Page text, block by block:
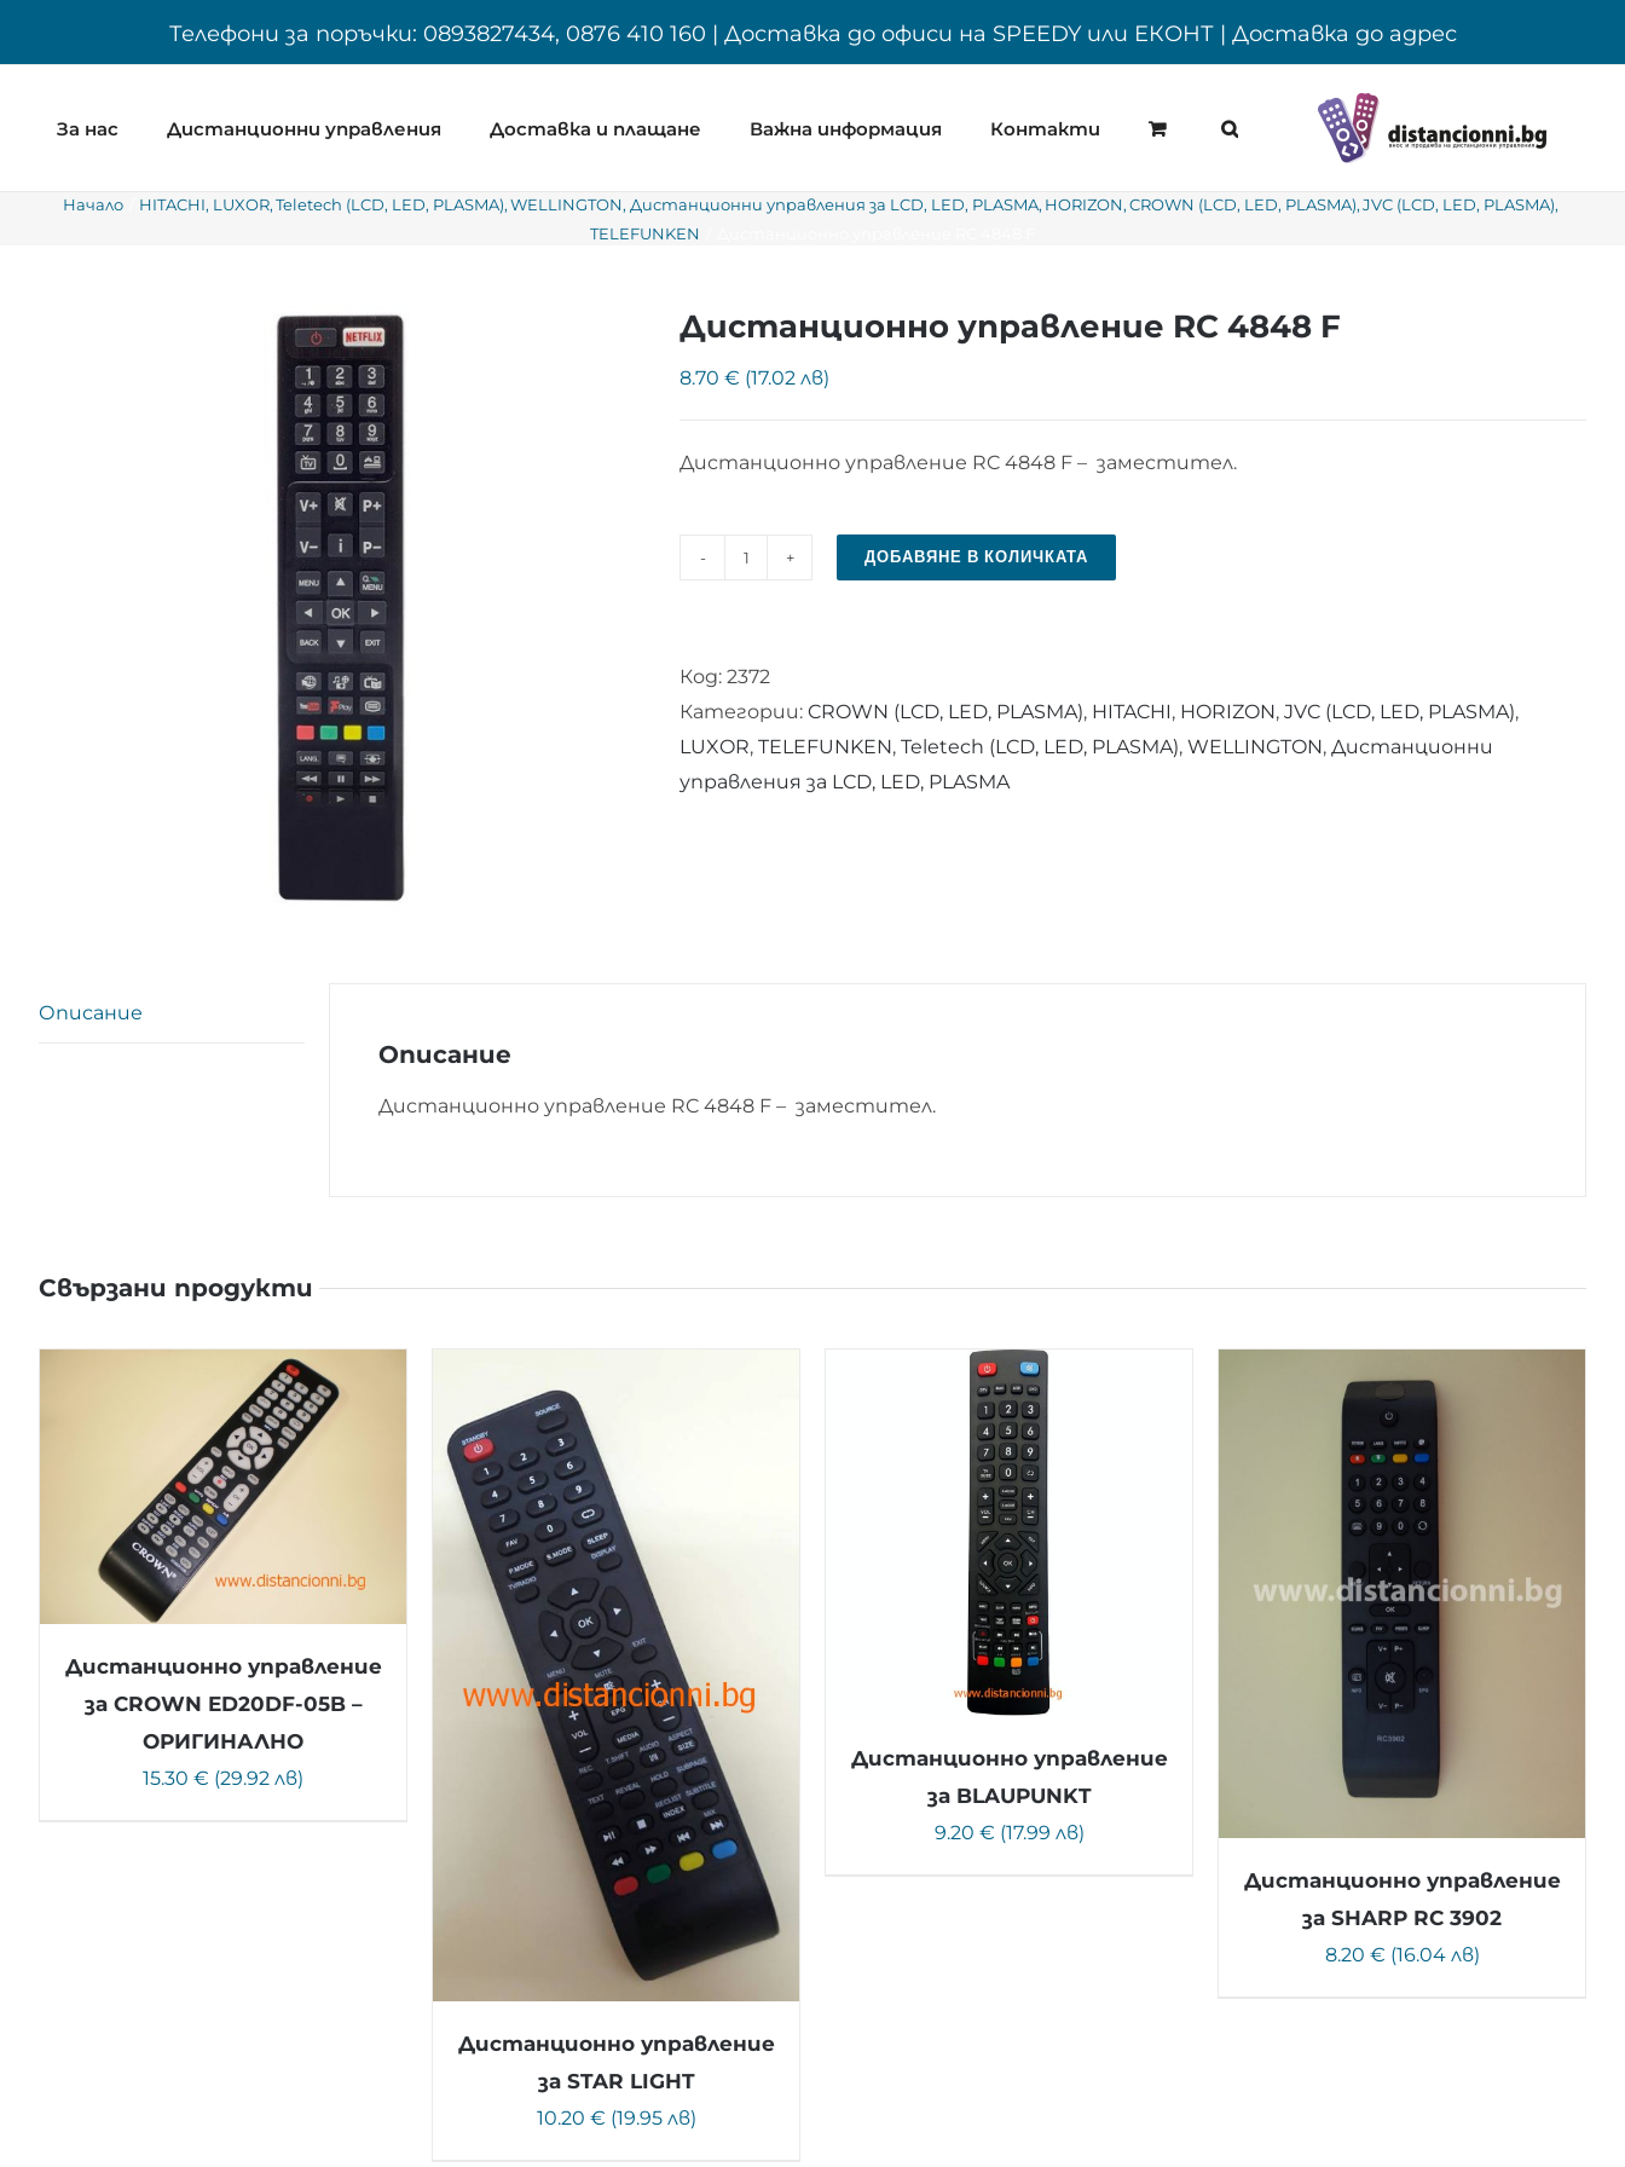
Телефони за поръчки: 0893827434, 0876 410 160 | Доставка до офиси на SPEEDY или ЕКОНТ | Доставка до адрес
За нас Дистанционни управления Доставка и плащане Важна информация Контакти
Начало HITACHI LUXOR Teletech (LCD, LED, PLASMA) WELLINGTON Дистанционни управления за LCD, LED, PLASMA HORIZON CROWN (LCD, LED, PLASMA) JVC (LCD, LED, PLASMA)
TELEFUNKEN
Дистанционно управление RC 4848 F
8.70 € (17.02 лв)
Дистанционно управление RC 4848 F – заместител.
количество
управление
RC
4848
F
ДОБАВЯНЕ В КОЛИЧКАТА
Код: 2372
Категории: CROWN (LCD, LED, PLASMA), HITACHI, HORIZON, JVC (LCD, LED, PLASMA),
LUXOR, TELEFUNKEN, Teletech (LCD, LED, PLASMA), WELLINGTON, Дистанционни
управления за LCD, LED, PLASMA
Описание
Описание
Дистанционно управление RC 4848 F – заместител.
Свързани продукти
Дистанционно управление
за CROWN ED20DF-05B –
ОРИГИНАЛНО
15.30 € (29.92 лв)
Дистанционно управление
за STAR LIGHT
10.20 € (19.95 лв)
Дистанционно управление
за BLAUPUNKT
9.20 € (17.99 лв)
Дистанционно управление
за SHARP RC 3902
8.20 € (16.04 лв)